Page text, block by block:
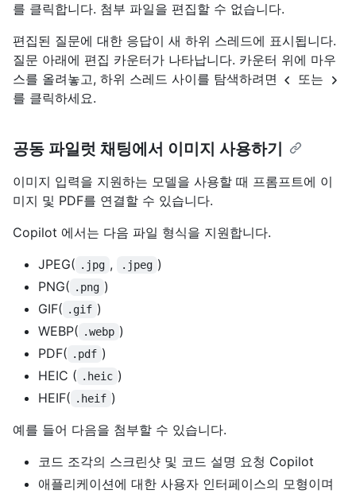
를 클릭합니다. 첨부 파일을 편집할 수 없습니다.
편집된 질문에 대한 응답이 새 하위 스레드에 표시됩니다.
질문 아래에 편집 카운터가 나타납니다. 카운터 위에 마우
스를 올려놓고, 하위 스레드 사이를 탐색하려면
또는
를 클릭하세요.
공동 파일럿 채팅에서 이미지 사용하기
이미지 입력을 지원하는 모델을 사용할 때 프롬프트에 이
미지 및 PDF를 연결할 수 있습니다.
Copilot 에서는 다음 파일 형식을 지원합니다.
JPEG( .jpg , .jpeg )
PNG( .png )
GIF( .gif )
WEBP( .webp )
PDF( .pdf )
HEIC ( .heic )
HEIF( .heif )
예를 들어 다음을 첨부할 수 있습니다.
코드 조각의 스크린샷 및 코드 설명 요청 Copilot
애플리케이션에 대한 사용자 인터페이스의 모형이며